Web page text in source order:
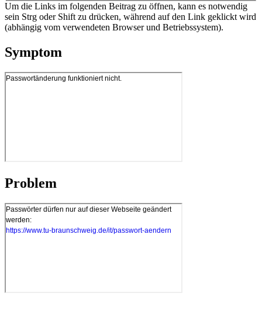
Um die Links im folgenden Beitrag zu öffnen, kann es notwendig
sein Strg oder Shift zu drücken, während auf den Link geklickt wird
(abhängig vom verwendeten Browser und Betriebssystem).
Symptom
Problem